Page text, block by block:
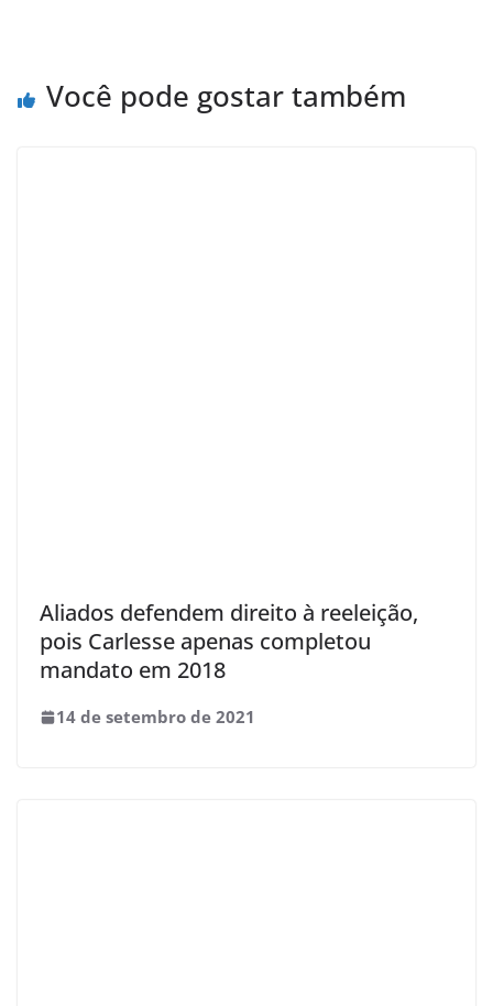
Você pode gostar também
Aliados defendem direito à reeleição,
pois Carlesse apenas completou
mandato em 2018
14 de setembro de 2021